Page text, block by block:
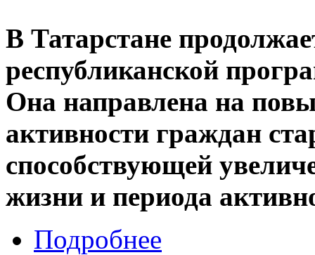
В Татарстане
республиканской
Она направлена на
активности граждан
способствующей
жизни и периода
Подробнее